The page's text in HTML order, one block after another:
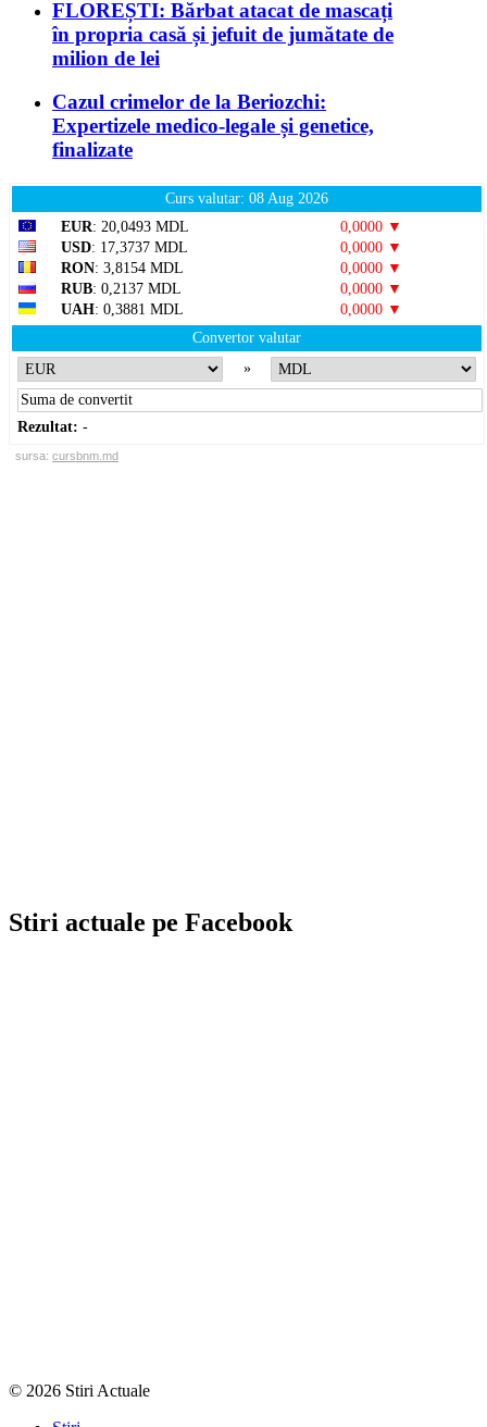
FLOREȘTI: Bărbat atacat de mascați
în propria casă și jefuit de jumătate de
milion de lei
Cazul crimelor de la Beriozchi:
Expertizele medico-legale și genetice,
finalizate
Curs valutar: 08 Aug 2026
EUR: 20,0493 MDL
0,0000 ▼
USD: 17,3737 MDL
0,0000 ▼
RON: 3,8154 MDL
0,0000 ▼
RUB: 0,2137 MDL
0,0000 ▼
UAH: 0,3881 MDL
0,0000 ▼
Convertor valutar
»
Rezultat: -
sursa: cursbnm.md
Stiri actuale pe Facebook
© 2026 Stiri Actuale